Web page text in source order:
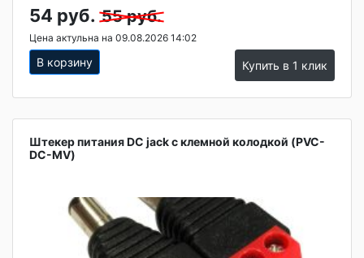
54 руб. 55 руб.
Цена актульна на 09.08.2026 14:02
В корзину Купить в 1 клик
Штекер питания DC jack с клемной колодкой (PVC-
DC-MV)